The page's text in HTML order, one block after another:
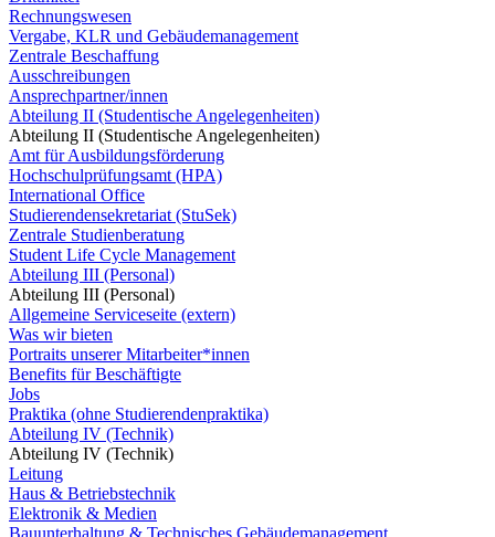
Rechnungswesen
Vergabe, KLR und Gebäudemanagement
Zentrale Beschaffung
Ausschreibungen
Ansprechpartner/innen
Abteilung II (Studentische Angelegenheiten)
Abteilung II (Studentische Angelegenheiten)
Amt für Ausbildungsförderung
Hochschulprüfungsamt (HPA)
International Office
Studierendensekretariat (StuSek)
Zentrale Studienberatung
Student Life Cycle Management
Abteilung III (Personal)
Abteilung III (Personal)
Allgemeine Serviceseite (extern)
Was wir bieten
Portraits unserer Mitarbeiter*innen
Benefits für Beschäftigte
Jobs
Praktika (ohne Studierendenpraktika)
Abteilung IV (Technik)
Abteilung IV (Technik)
Leitung
Haus & Betriebstechnik
Elektronik & Medien
Bauunterhaltung & Technisches Gebäudemanagement